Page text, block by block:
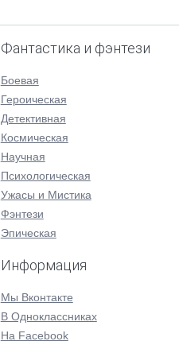
Фантастика и фэнтези
Боевая
Героическая
Детективная
Космическая
Научная
Психологическая
Ужасы и Мистика
Фэнтези
Эпическая
Информация
Мы Вконтакте
В Одноклассниках
На Facebook